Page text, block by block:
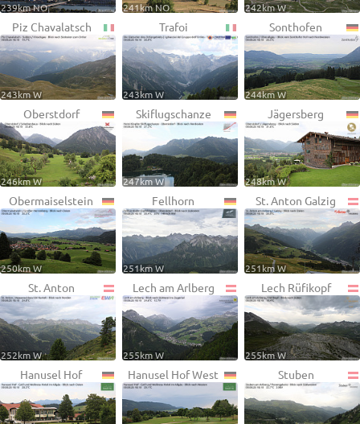
239km NO 241km NO 242km W
Piz Chavalatsch
243km W
Trafoi
243km W
Sonthofen
244km W
Oberstdorf
246km W
Skiflugschanze
247km W
Jägersberg
248km W
Obermaiselstein
250km W
Fellhorn
251km W
St. Anton Galzig
251km W
St. Anton
252km W
Lech am Arlberg
255km W
Lech Rüfikopf
255km W
Hanusel Hof Hanusel Hof West Stuben